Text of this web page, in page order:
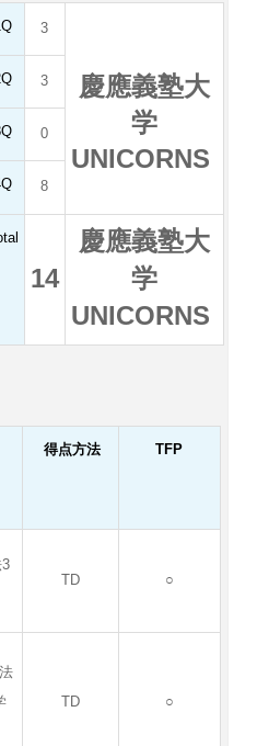
3
慶應義塾大
学
UNICORNS
3
0
8
14
慶應義塾大
学
UNICORNS
得点方法 TFP
TD ○
TD ○